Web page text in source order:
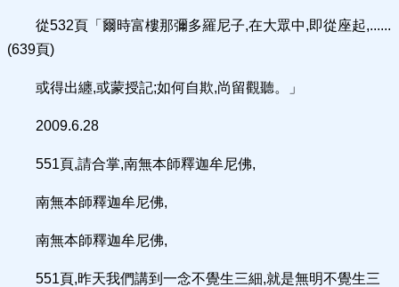
從532頁「爾時富樓那彌多羅尼子,在大眾中,即從座起,......
(639頁)
或得出纏,或蒙授記;如何自欺,尚留觀聽。」
2009.6.28
551頁,請合掌,南無本師釋迦牟尼佛,
南無本師釋迦牟尼佛,
南無本師釋迦牟尼佛,
551頁,昨天我們講到一念不覺生三細,就是無明不覺生三